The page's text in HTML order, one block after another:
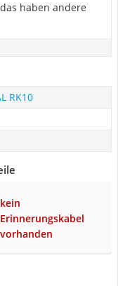
haben andere
RK10
kein
Erinnerungskabel
vorhanden